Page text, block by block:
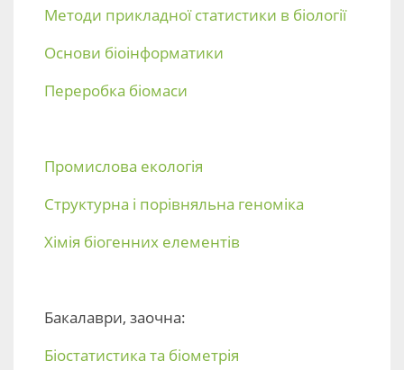
Методи прикладної статистики в біології
Основи біоінформатики
Переробка біомаси
Промислова екологія
Структурна і порівняльна геноміка
Хімія біогенних елементів
Бакалаври, заочна:
Біостатистика та біометрія